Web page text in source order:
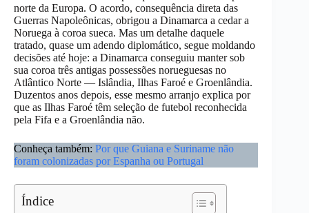
norte da Europa. O acordo, consequência direta das
Guerras Napoleônicas, obrigou a Dinamarca a cedar a
Noruega à coroa sueca. Mas um detalhe daquele
tratado, quase um adendo diplomático, segue moldando
decisões até hoje: a Dinamarca conseguiu manter sob
sua coroa três antigas possessões norueguesas no
Atlântico Norte — Islândia, Ilhas Faroé e Groenlândia.
Duzentos anos depois, esse mesmo arranjo explica por
que as Ilhas Faroé têm seleção de futebol reconhecida
pela Fifa e a Groenlândia não.
Conheça também: Por que Guiana e Suriname não
foram colonizadas por Espanha ou Portugal
Índice